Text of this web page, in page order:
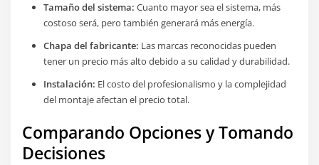
Tamaño del sistema: Cuanto mayor sea el sistema, más
costoso será, pero también generará más energía.
Chapa del fabricante: Las marcas reconocidas pueden
tener un precio más alto debido a su calidad y durabilidad.
Instalación: El costo del profesionalismo y la complejidad
del montaje afectan el precio total.
Comparando Opciones y Tomando
Decisiones